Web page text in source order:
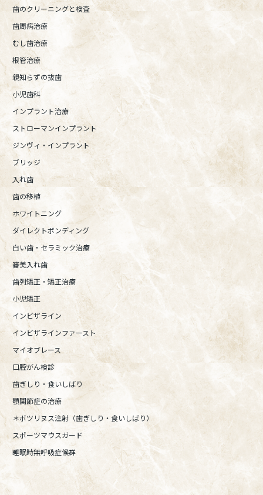
歯のクリーニングと検査
歯周病治療
むし歯治療
根管治療
親知らずの抜歯
小児歯科
インプラント治療
ストローマンインプラント
ジンヴィ・インプラント
ブリッジ
入れ歯
歯の移植
ホワイトニング
ダイレクトボンディング
白い歯・セラミック治療
審美入れ歯
歯列矯正・矯正治療
小児矯正
インビザライン
インビザラインファースト
マイオブレース
口腔がん検診
歯ぎしり・食いしばり
顎関節症の治療
＊ボツリヌス注射（歯ぎしり・食いしばり）
スポーツマウスガード
睡眠時無呼吸症候群